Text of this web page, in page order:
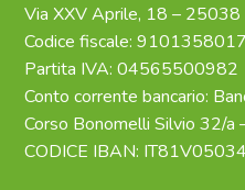
Via XXV Aprile, 18 – 25038
Codice fiscale:
Partita IVA: 04565500982
Conto corrente bancario:
Corso Bonomelli Silvio 32/a
CODICE IBAN: